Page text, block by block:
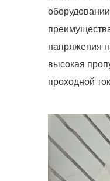
напряжения
высокая
проходной